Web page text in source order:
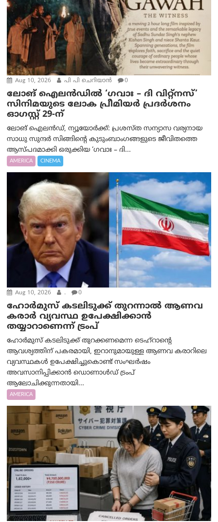
Aug 10, 2026 പി പി ചെറിയാൻ 0
ലോങ് ഐലൻഡിൽ ‘ഗവാഃ – ദി വിറ്റ്‌നസ്’
സിനിമയുടെ ലോക പ്രീമിയർ പ്രദർശനം
ഓഗസ്റ്റ് 29-ന്
ലോങ് ഐലൻഡ്, ന്യൂയോർക്ക്: പ്രശസ്ത സന്യാസ വര്യനായ
സാധു സുന്ദർ സിങ്ങിന്റെ കുടുംബാംഗങ്ങളുടെ ജീവിതത്തെ
ആസ്പദമാക്കി ഒരുക്കിയ ‘ഗവാഃ – ദി...
AMERICA CINEMA
Aug 10, 2026 . 0
ഹോർമുസ് കടലിടുക്ക് തുറന്നാൽ ആണവ
കരാർ വ്യവസ്ഥ ഉപേക്ഷിക്കാൻ
തയ്യാറാണെന്ന് ട്രം‌പ്
ഹോർമുസ് കടലിടുക്ക് തുറക്കണമെന്ന ടെഹ്‌റാന്റെ
ആവശ്യത്തിന് പകരമായി, ഇറാനുമായുള്ള ആണവ കരാറിലെ
വ്യവസ്ഥകൾ ഉപേക്ഷിച്ചുകൊണ്ട് സംഘർഷം
അവസാനിപ്പിക്കാൻ ഡൊണാൾഡ് ട്രംപ്
ആലോചിക്കുന്നതായി...
AMERICA